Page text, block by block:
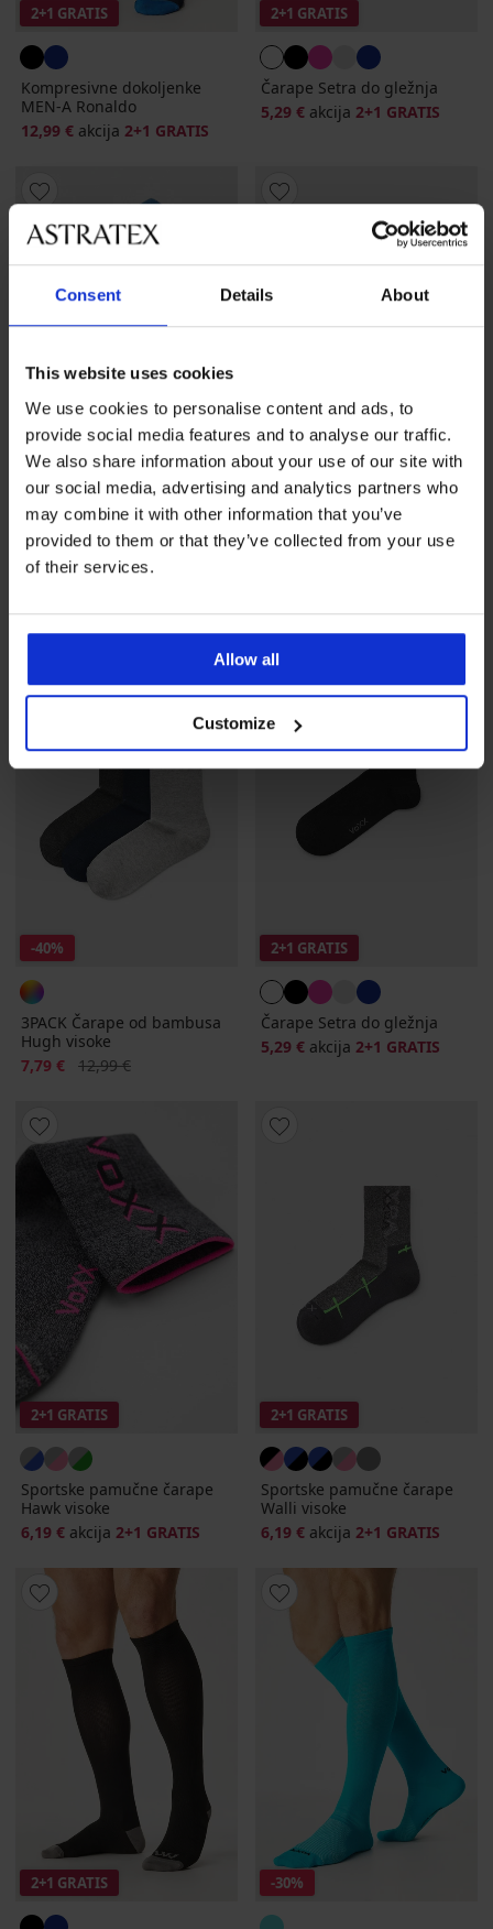
Consent Details About
This website uses cookies
We use cookies to personalise content and ads, to
provide social media features and to analyse our traffic.
We also share information about your use of our site with
our social media, advertising and analytics partners who
may combine it with other information that you’ve
provided to them or that they’ve collected from your use
of their services.
Allow all
Customize
2+1 GRATIS
Kompresivne dokoljenke
MEN-A Ronaldo
12,99 € akcija 2+1 GRATIS
2+1 GRATIS
Čarape Setra do gležnja
5,29 € akcija 2+1 GRATIS
2+1 GRATIS
Sportske pamučne čarape
Walli visoke
2+1 GRATIS
3PACK Čarape FILA visoke
-40%
3PACK Čarape od bambusa
Hugh visoke
Popust
7,79 € Prvobitna cijena
12,99 €
2+1 GRATIS
Čarape Setra do gležnja
5,29 € akcija 2+1 GRATIS
2+1 GRATIS
Sportske pamučne čarape
Hawk visoke
6,19 € akcija 2+1 GRATIS
2+1 GRATIS
Sportske pamučne čarape
Walli visoke
6,19 € akcija 2+1 GRATIS
2+1 GRATIS -30%